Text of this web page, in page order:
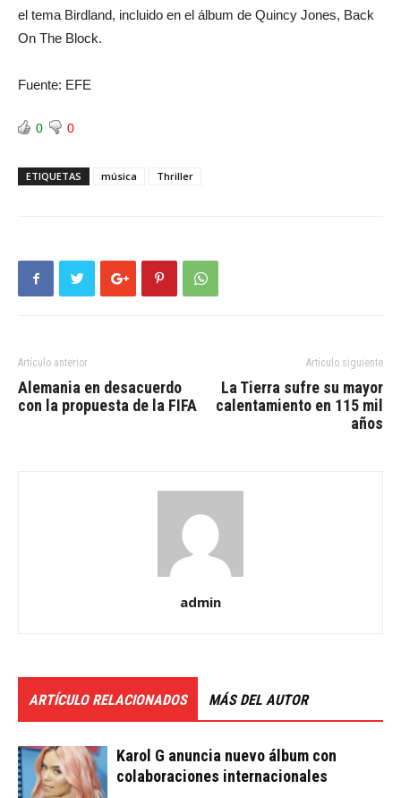
el tema Birdland, incluido en el álbum de Quincy Jones, Back
On The Block.
Fuente: EFE
0 0
ETIQUETAS música Thriller
Artículo anterior
Alemania en desacuerdo
con la propuesta de la FIFA
Artículo siguiente
La Tierra sufre su mayor
calentamiento en 115 mil
años
admin
ARTÍCULO RELACIONADOS MÁS DEL AUTOR
Karol G anuncia nuevo álbum con
colaboraciones internacionales